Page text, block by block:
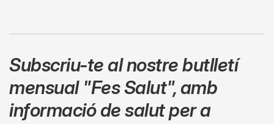
Subscriu-te al nostre butlletí
mensual "Fes Salut",amb
informació de salut per a